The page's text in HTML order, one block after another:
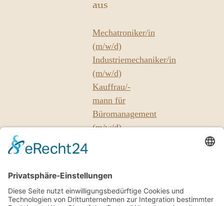
aus
Mechatroniker/in
(m/w/d)
Industriemechaniker/in
(m/w/d)
Kauffrau/-
mann für
Büromanagement
(m/w/d)
Partner